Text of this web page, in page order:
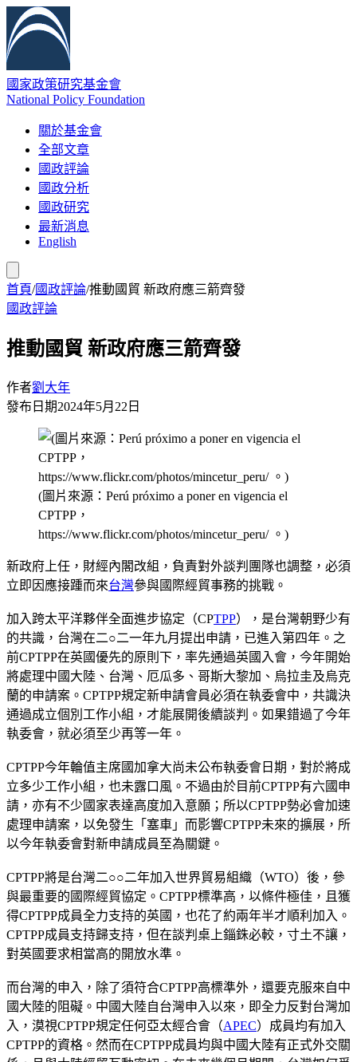
國家政策研究基金會
National Policy Foundation
關於基金會
全部文章
國政評論
國政分析
國政研究
最新消息
English
首頁/國政評論/推動國貿 新政府應三箭齊發
國政評論
推動國貿 新政府應三箭齊發
作者劉大年
發布日期2024年5月22日
(圖片來源：Perú próximo a poner en vigencia el
CPTPP，
https://www.flickr.com/photos/mincetur_peru/ 。)
新政府上任，財經內閣改組，負責對外談判團隊也調整，必須
立即因應接踵而來台灣參與國際經貿事務的挑戰。
加入跨太平洋夥伴全面進步協定（CPTPP），是台灣朝野少有
的共識，台灣在二○二一年九月提出申請，已進入第四年。之
前CPTPP在英國優先的原則下，率先通過英國入會，今年開始
將處理中國大陸、台灣、厄瓜多、哥斯大黎加、烏拉圭及烏克
蘭的申請案。CPTPP規定新申請會員必須在執委會中，共識決
通過成立個別工作小組，才能展開後續談判。如果錯過了今年
執委會，就必須至少再等一年。
CPTPP今年輪值主席國加拿大尚未公布執委會日期，對於將成
立多少工作小組，也未露口風。不過由於目前CPTPP有六國申
請，亦有不少國家表達高度加入意願；所以CPTPP勢必會加速
處理申請案，以免發生「塞車」而影響CPTPP未來的擴展，所
以今年執委會對新申請成員至為關鍵。
CPTPP將是台灣二○○二年加入世界貿易組織（WTO）後，參
與最重要的國際經貿協定。CPTPP標準高，以條件極佳，且獲
得CPTPP成員全力支持的英國，也花了約兩年半才順利加入。
CPTPP成員支持歸支持，但在談判桌上錙銖必較，寸土不讓，
對英國要求相當高的開放水準。
而台灣的申入，除了須符合CPTPP高標準外，還要克服來自中
國大陸的阻礙。中國大陸自台灣申入以來，即全力反對台灣加
入，漠視CPTPP規定任何亞太經合會（APEC）成員均有加入
CPTPP的資格。然而在CPTPP成員均與中國大陸有正式外交關